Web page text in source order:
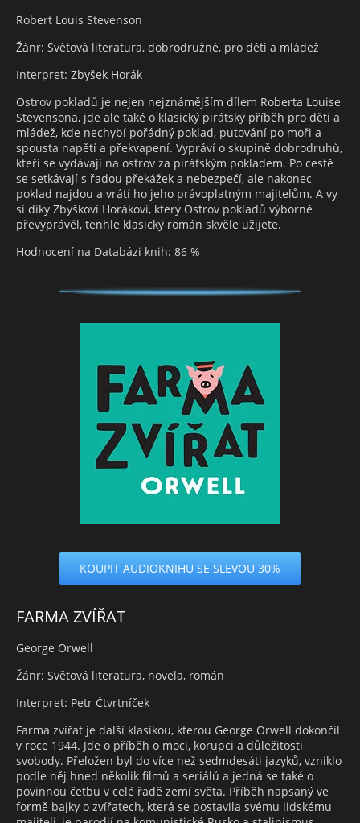
Robert Louis Stevenson
Žánr: Světová literatura, dobrodružné, pro děti a mládež
Interpret: Zbyšek Horák
Ostrov pokladů je nejen nejznámějším dílem Roberta Louise
Stevensona, jde ale také o klasický pirátský příběh pro děti a
mládež, kde nechybí pořádný poklad, putování po moři a
spousta napětí a překvapení. Vypráví o skupině dobrodruhů,
kteří se vydávají na ostrov za pirátským pokladem. Po cestě
se setkávají s řadou překážek a nebezpečí, ale nakonec
poklad najdou a vrátí ho jeho právoplatným majitelům. A vy
si díky Zbyškovi Horákovi, který Ostrov pokladů výborně
převyprávěl, tenhle klasický román skvěle užijete.
Hodnocení na Databázi knih: 86 %
KOUPIT AUDIOKNIHU SE SLEVOU 30%
FARMA ZVÍŘAT
George Orwell
Žánr: Světová literatura, novela, román
Interpret: Petr Čtvrtníček
Farma zvířat je další klasikou, kterou George Orwell dokončil
v roce 1944. Jde o příběh o moci, korupci a důležitosti
svobody. Přeložen byl do více než sedmdesáti jazyků, vzniklo
podle něj hned několik filmů a seriálů a jedná se také o
povinnou četbu v celé řadě zemí světa. Příběh napsaný ve
formě bajky o zvířatech, která se postavila svému lidskému